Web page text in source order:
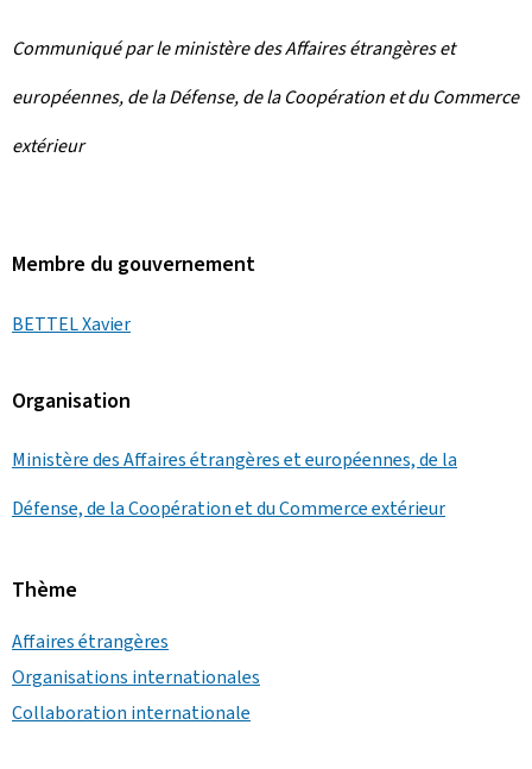
Communiqué par le ministère des Affaires étrangères et
européennes, de la Défense, de la Coopération et du Commerce
extérieur
Membre du gouvernement
BETTEL Xavier
Organisation
Ministère des Affaires étrangères et européennes, de la
Défense, de la Coopération et du Commerce extérieur
Thème
Affaires étrangères
Organisations internationales
Collaboration internationale